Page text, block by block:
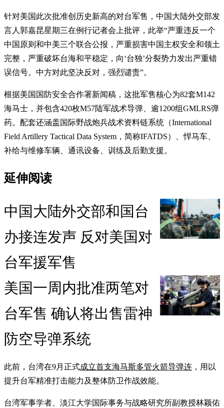
针对美国此次批准创历史新高的对台军售，中国大陆外交部发
言人郭嘉昆星期三在例行记者会上批评，此举“严重违反一个
中国原则和中美三个联合公报，严重损害中国主权安全和领土
完整，严重破坏台海和平稳定，向‘台独’分裂势力发出严重错
误信号。中方对此坚决反对，强烈谴责”。
根据美国国防安全合作署新闻稿，这批军售核心为82套M142
海马士，并包含420枚M57陆军战术导弹、逾1200组GMLRS弹
药。配套还涵盖国际野战炮兵战术资料链系统（International
Field Artillery Tactical Data System，简称IFATDS）、悍马车、
补给与维修车辆、通讯设备、训练及后勤支援。
延伸阅读
中国大陆外交部和国台
办接连发声 反对美国对
台军援军售
美国一周内批准两笔对
台军售 确认将出售雷神
防空导弹系统
此前，台湾在9月正式成立首支海马斯多管火箭导弹连 ，用以
提升台军精准打击能力及整体防卫作战效能。
台湾军事学者、淡江大学国际事务与战略研究所副教授林颖佑